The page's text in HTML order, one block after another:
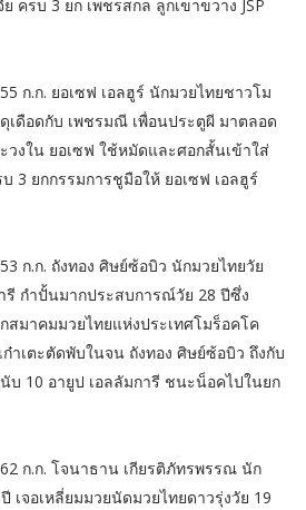
ย ครบ 3 ยก เพชรสกล ลูกเขาขวาง JSP
ก.ก. ยอเซฟ เอลฮูร์ นักมวยไทยชาวโม
เดือดกับ เพชรมณี เพื่อนประตูผี มาตลอด
วงใน ยอเซฟ ใช้หมัดและศอกสั้นเข้าใส่
3 ยกกรรมการชูมือให้ ยอเซฟ เอลฮูร์
ก.ก. ถังทอง ศิษย์ซ้อบิว นักมวยไทยวัย
รี กำปั้นมากประสบการณ์วัย 28 ปีซึ่ง
มาคมมวยไทยแห่งประเทศโมร็อคโค
าเตะตัดพับในจน ถังทอง ศิษย์ซ้อบิว ถึงกับ
บ 10 อายูป เอลลัมการี ชนะน็อคไปในยก
ก.ก. โจนาธาน เกียรติภัทรพรรณ นัก
เจอเหลี่ยมมวยนัดมวยไทยดาวรุ่งวัย 19